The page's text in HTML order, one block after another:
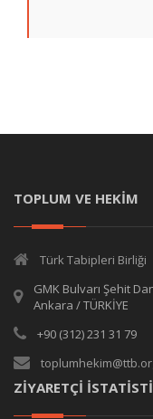
TOPLUM VE HEKİM
Türk Tabipleri Birliği
GMK Bulvarı Şehit
Ankara / TÜRKİYE
+90 (312) 231 31 79
ZİYARETÇİ